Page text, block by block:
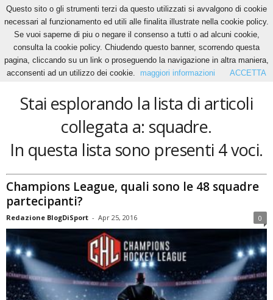
Home Tags Squadre
squadre
Stai esplorando la lista di articoli
collegata a: squadre.
In questa lista sono presenti 4 voci.
Champions League, quali sono le 48 squadre
partecipanti?
Redazione BlogDiSport - Apr 25, 2016 0
Questo sito o gli strumenti terzi da questo utilizzati si avvalgono di cookie
necessari al funzionamento ed utili alle finalita illustrate nella cookie policy.
Se vuoi saperne di piu o negare il consenso a tutti o ad alcuni cookie,
consulta la cookie policy. Chiudendo questo banner, scorrendo questa
pagina, cliccando su un link o proseguendo la navigazione in altra maniera,
acconsenti ad un utilizzo dei cookie.
maggiori informazioni ACCETTA